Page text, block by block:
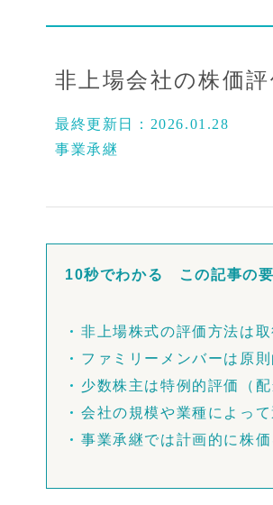
非上場会社の株価
最終更新日： 2026.01.28
事業承継
10秒でわかる この記事の
非上場株式の評価方法は
ファミリーメンバーは原
少数株主は特例的評価（
会社の規模や業種によっ
事業承継では計画的に株